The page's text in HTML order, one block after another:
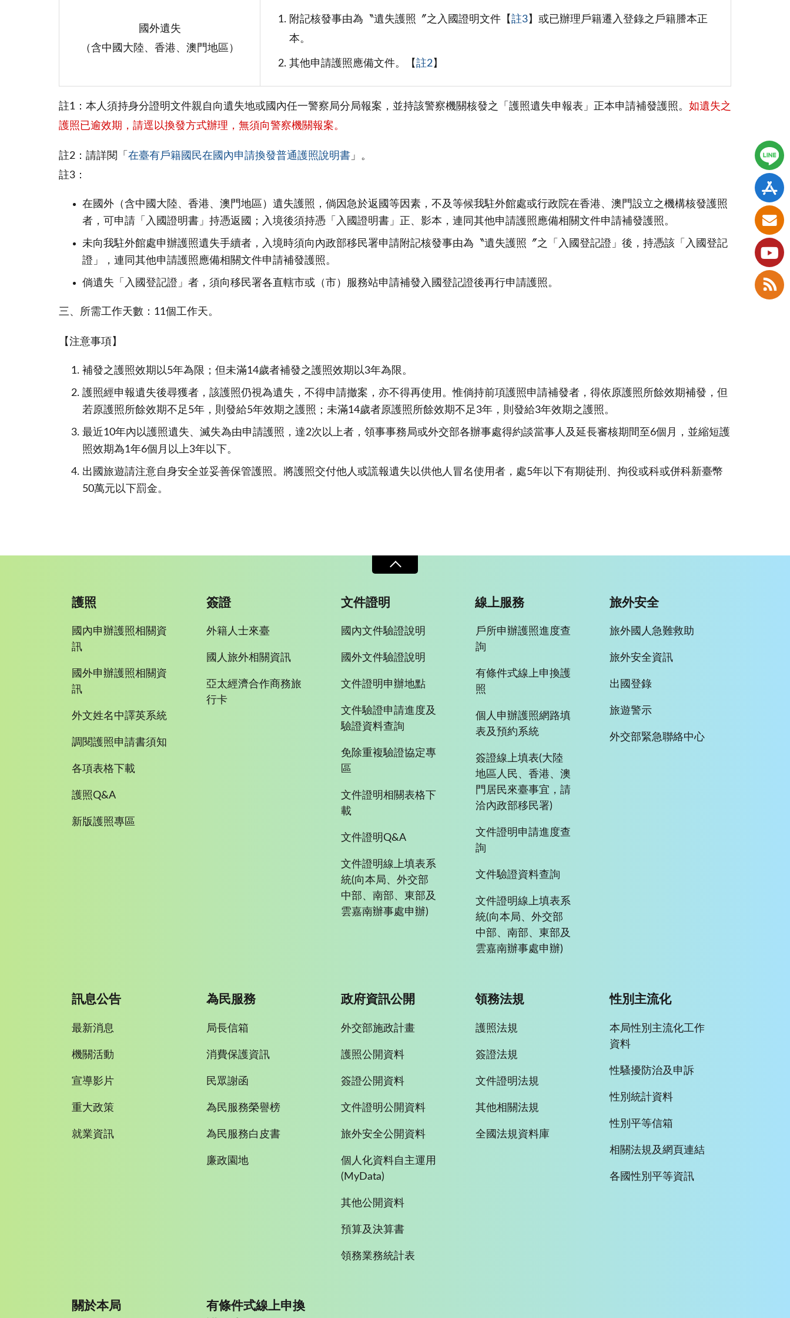
國外遺失
（含中國大陸、香港、澳門地區）
附記核發事由為〝遺失護照〞之入國證明文件【註3】或已辦理戶籍遷入登錄之戶籍謄本正
本。
其他申請護照應備文件。【註2】
註1：本人須持身分證明文件親自向遺失地或國內任一警察局分局報案，並持該警察機關核發之「護照遺失申報表」正本申請補發護照。 如遺失之
護照已逾效期，請逕以換發方式辦理，無須向警察機關報案。
註2：請詳閱「 在臺有戶籍國民在國內申請換發普通護照說明書 」。
註3：
在國外（含中國大陸、香港、澳門地區）遺失護照，倘因急於返國等因素，不及等候我駐外館處或行政院在香港、澳門設立之機構核發護照
者，可申請「入國證明書」持憑返國；入境後須持憑「入國證明書」正、影本，連同其他申請護照應備相關文件申請補發護照。
未向我駐外館處申辦護照遺失手續者，入境時須向內政部移民署申請附記核發事由為〝遺失護照〞之「入國登記證」後，持憑該「入國登記
證」，連同其他申請護照應備相關文件申請補發護照。
倘遺失「入國登記證」者，須向移民署各直轄市或（市）服務站申請補發入國登記證後再行申請護照。 ​
三、所需工作天數：11個工作天。
【注意事項】
補發之護照效期以5年為限；但未滿14歲者補發之護照效期以3年為限。
護照經申報遺失後尋獲者，該護照仍視為遺失，不得申請撤案，亦不得再使用。惟倘持前項護照申請補發者，得依原護照所餘效期補發，但
若原護照所餘效期不足5年，則發給5年效期之護照；未滿14歲者原護照所餘效期不足3年，則發給3年效期之護照。
最近10年內以護照遺失、滅失為由申請護照，達2次以上者，領事事務局或外交部各辦事處得約談當事人及延長審核期間至6個月，並縮短護
照效期為1年6個月以上3年以下。
出國旅遊請注意自身安全並妥善保管護照。將護照交付他人或謊報遺失以供他人冒名使用者，處5年以下有期徒刑、拘役或科或併科新臺幣
50萬元以下罰金。
護照
國內申辦護照相關資
訊
國外申辦護照相關資
訊
外文姓名中譯英系統
調閱護照申請書須知
各項表格下載
護照Q&A
新版護照專區
簽證
外籍人士來臺
國人旅外相關資訊
亞太經濟合作商務旅
行卡
文件證明
國內文件驗證說明
國外文件驗證說明
文件證明申辦地點
文件驗證申請進度及
驗證資料查詢
免除重複驗證協定專
區
文件證明相關表格下
載
文件證明Q&A
文件證明線上填表系
統(向本局、外交部
中部、南部、東部及
雲嘉南辦事處申辦)
線上服務
戶所申辦護照進度查
詢
有條件式線上申換護
照
個人申辦護照網路填
表及預約系統
簽證線上填表(大陸
地區人民、香港、澳
門居民來臺事宜，請
洽內政部移民署)
文件證明申請進度查
詢
文件驗證資料查詢
文件證明線上填表系
統(向本局、外交部
中部、南部、東部及
雲嘉南辦事處申辦)
旅外安全
旅外國人急難救助
旅外安全資訊
出國登錄
旅遊警示
外交部緊急聯絡中心
訊息公告
最新消息
機關活動
宣導影片
重大政策
就業資訊
為民服務
局長信箱
消費保護資訊
民眾謝函
為民服務榮譽榜
為民服務白皮書
廉政園地
政府資訊公開
外交部施政計畫
護照公開資料
簽證公開資料
文件證明公開資料
旅外安全公開資料
個人化資料自主運用
(MyData)
其他公開資料
預算及決算書
領務業務統計表
領務法規
護照法規
簽證法規
文件證明法規
其他相關法規
全國法規資料庫
性別主流化
本局性別主流化工作
資料
性騷擾防治及申訴
性別統計資料
性別平等信箱
相關法規及網頁連結
各國性別平等資訊
關於本局 有條件式線上申換